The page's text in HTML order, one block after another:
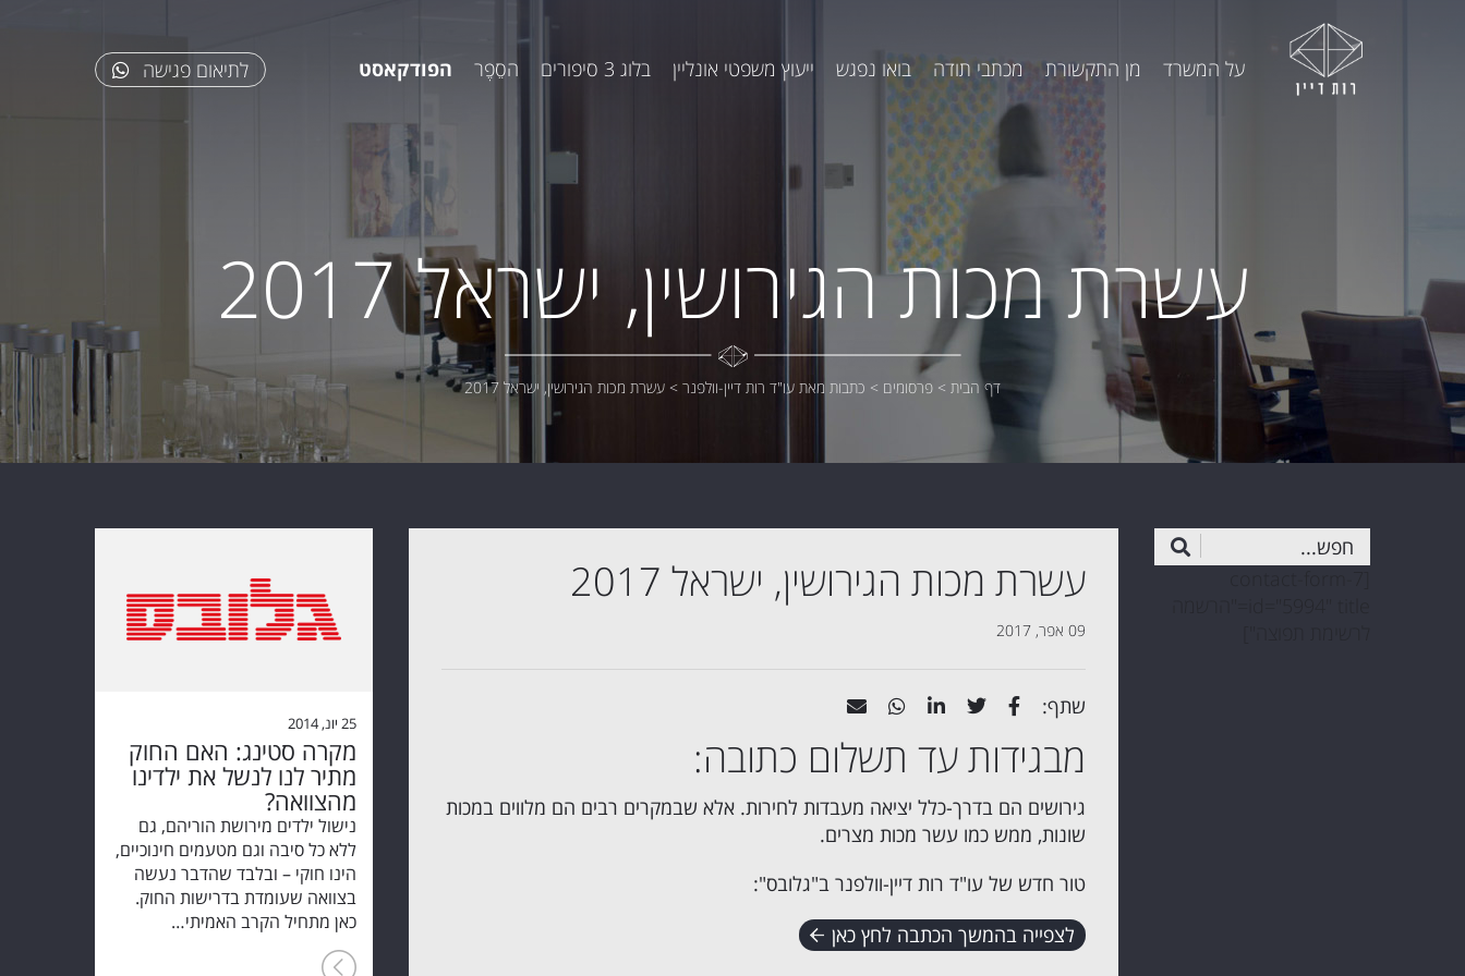
על המשרד מן התקשורת מכתבי תודה בואו נפגש ייעוץ משפטי אונליין בלוג 3 סיפורים הסֵפֶר הפודקאסט לתיאום פגישה
עשרת מכות הגירושין, ישראל 2017
דף הבית > פרסומים > כתבות מאת עו"ד רות דיין-וולפנר > עשרת מכות הגירושין, ישראל 2017
עשרת מכות הגירושין, ישראל 2017
09 אפר, 2017
שתף:
מבגידות עד תשלום כתובה:
גירושים הם בדרך-כלל יציאה מעבדות לחירות. אלא שבמקרים רבים הם מלווים במכות
שונות, ממש כמו עשר מכות מצרים.
טור חדש של עו"ד רות דיין-וולפנר ב"גלובס":
לצפייה בהמשך הכתבה לחץ כאן
25 יונ, 2014
מקרה סטינג: האם החוק
מתיר לנו לנשל את ילדינו
מהצוואה?
נישול ילדים מירושת הוריהם, גם
ללא כל סיבה וגם מטעמים חינוכיים,
הינו חוקי – ובלבד שהדבר נעשה
בצוואה שעומדת בדרישות החוק.
כאן מתחיל הקרב האמיתי…